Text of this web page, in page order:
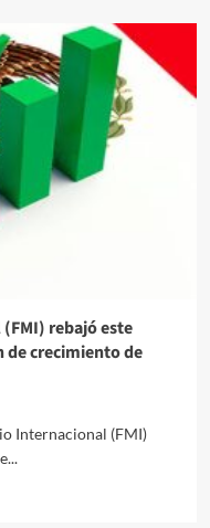
rebajó este
de crecimiento de
Internacional (FMI)